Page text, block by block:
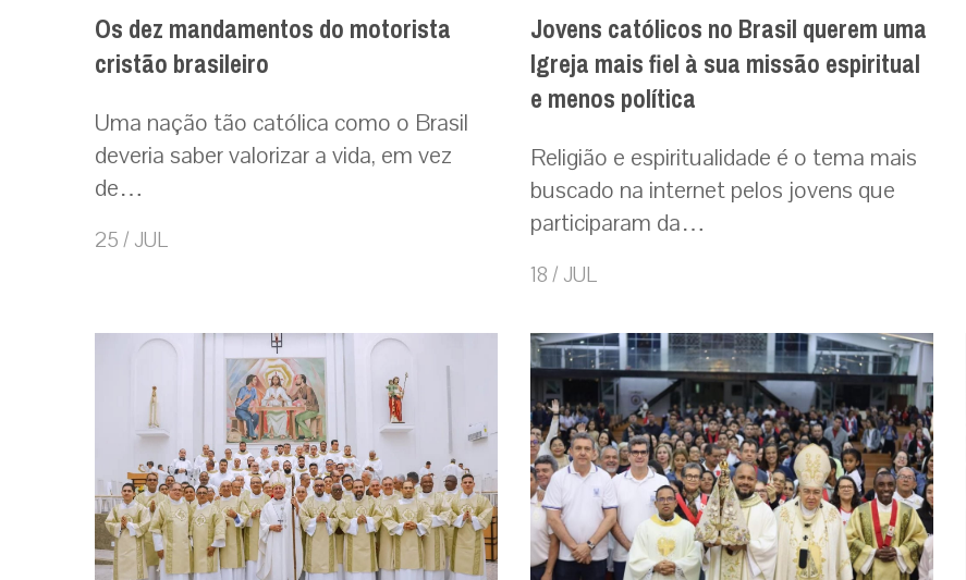
Os dez mandamentos do motorista
cristão brasileiro
Uma nação tão católica como o Brasil
deveria saber valorizar a vida, em vez
de…
25 / JUL
Jovens católicos no Brasil querem uma
Igreja mais fiel à sua missão espiritual
e menos política
Religião e espiritualidade é o tema mais
buscado na internet pelos jovens que
participaram da…
18 / JUL